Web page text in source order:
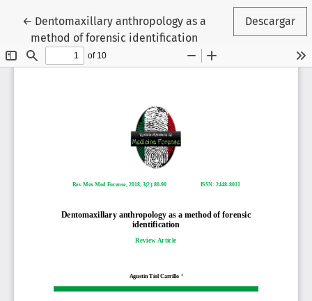
← Volver a los detalles del artículo
Dentomaxillary anthropology as a
method of forensic identification
Descargar